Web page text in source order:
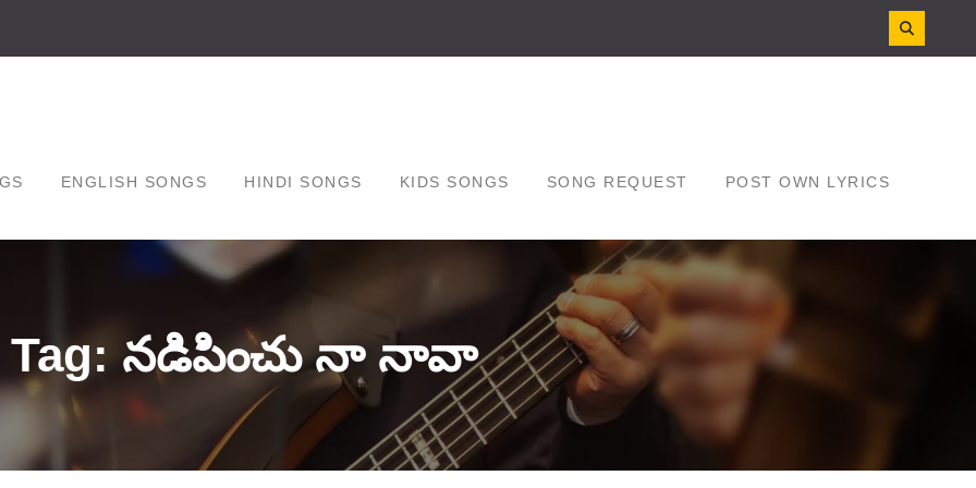
ENGLISH SONGS HINDI SONGS KIDS SONGS SONG REQUEST POST OWN LYRICS
Tag: నడిపించు నా నావా